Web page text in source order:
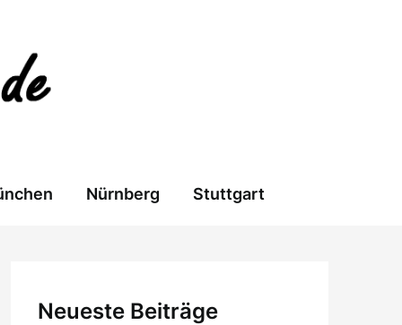
Nürnberg Stuttgart
Neueste Beiträge